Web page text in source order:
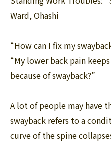
Ward, Ohashi
“How can I fix my
“My lower back pain
because of swayback?”
A lot of people may have
swayback refers to a
curve of the spine